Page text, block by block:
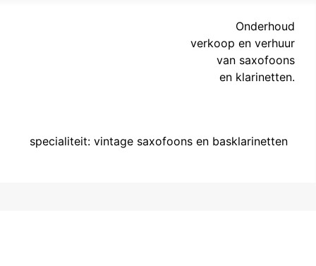
Onderhoud
verkoop en verhuur
van saxofoons
en klarinetten.
specialiteit: vintage saxofoons en basklarinetten